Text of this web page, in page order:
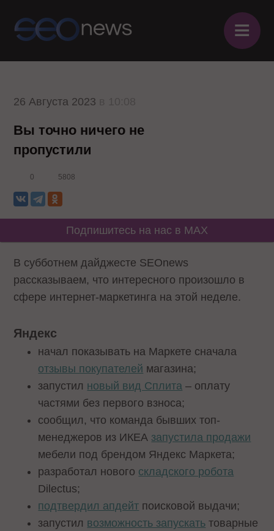
≡
26 Августа 2023
Вы точно ничего не
пропустили
0 5808
Подпишитесь на нас в MAX
В субботнем дайджесте SEOnews
рассказываем, что интересного произошло в
сфере интернет-маркетинга на этой неделе.
Яндекс
начал показывать на Маркете сначала
отзывы покупателей магазина;
запустил новый вид Сплита – оплату
частями без первого взноса;
сообщил, что команда бывших топ-
менеджеров из ИКЕА запустила продажи
мебели под брендом Яндекс Маркета;
разработал нового складского робота
Dilectus;
подтвердил апдейт поисковой выдачи;
запустил возможность запускать товарные